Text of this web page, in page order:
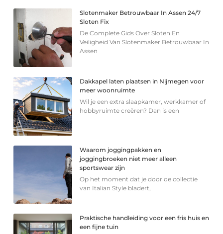
Slotenmaker Betrouwbaar In Assen 24/7
Sloten Fix
De Complete Gids Over Sloten En
Veiligheid Van Slotenmaker Betrouwbaar In
Assen
Dakkapel laten plaatsen in Nijmegen voor
meer woonruimte
Wil je een extra slaapkamer, werkkamer of
hobbyruimte creëren? Dan is een
Waarom joggingpakken en
joggingbroeken niet meer alleen
sportswear zijn
Op het moment dat je door de collectie
van Italian Style bladert,
Praktische handleiding voor een fris huis en
een fijne tuin